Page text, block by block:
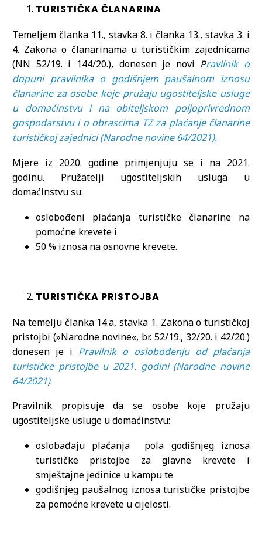
TURISTIČKA ČLANARINA
Temeljem članka 11., stavka 8. i članka 13., stavka 3. i
4. Zakona o članarinama u turističkim zajednicama
(NN 52/19. i 144/20.), donesen je novi Pravilnik o
dopuni pravilnika o godišnjem paušalnom iznosu
članarine za osobe koje pružaju ugostiteljske usluge
u domaćinstvu i na obiteljskom poljoprivrednom
gospodarstvu i o obrascima TZ za plaćanje članarine
turističkoj zajednici (Narodne novine 64/2021).
Mjere iz 2020. godine primjenjuju se i na 2021.
godinu. Pružatelji ugostiteljskih usluga u
domaćinstvu su:
oslobođeni plaćanja turističke članarine na
pomoćne krevete i
50 % iznosa na osnovne krevete.
TURISTIČKA PRISTOJBA
Na temelju članka 14.a, stavka 1. Zakona o turističkoj
pristojbi (»Narodne novine«, br. 52/19., 32/20. i 42/20.)
donesen je i Pravilnik o oslobođenju od plaćanja
turističke pristojbe u 2021. godini (Narodne novine
64/2021).
Pravilnik propisuje da se osobe koje pružaju
ugostiteljske usluge u domaćinstvu:
oslobađaju plaćanja pola godišnjeg iznosa
turističke pristojbe za glavne krevete i
smještajne jedinice u kampu te
godišnjeg paušalnog iznosa turističke pristojbe
za pomoćne krevete u cijelosti.